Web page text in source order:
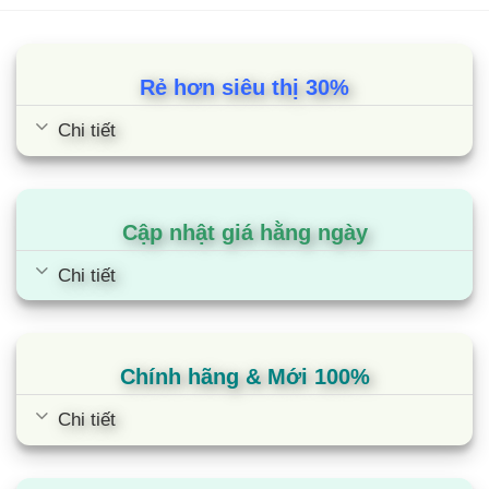
giảm lượng điện tiêu hao.
Hệ thống sưởi kính tận dụng nhiệt tỏa ra từ chính
lốc máy đưa lên sưởi kính giúp loại bỏ tình trạng
đọng sương trên bề mặt. Nhờ đó, cửa kính luôn
sáng rõ, giữ nhiệt tốt và có thể nhìn rõ các sản
phẩm bên trong.
Nhiều khay kệ bằng kim loại chắc chắn, có khả
xếp các loại thực phẩm theo từng ngăn sao cho
tiện lợi nhất.
Rẻ hơn siêu thị 30%
Chi tiết
Cập nhật giá hằng ngày
Chi tiết
Chính hãng & Mới 100%
Chi tiết